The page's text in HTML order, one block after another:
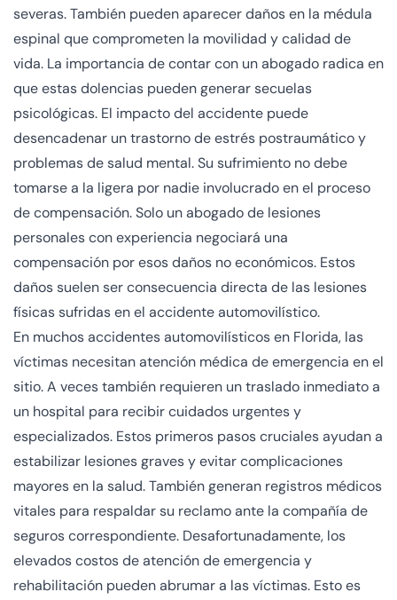
severas. También pueden aparecer daños en la médula
espinal que comprometen la movilidad y calidad de
vida. La importancia de contar con un abogado radica en
que estas dolencias pueden generar secuelas
psicológicas. El impacto del accidente puede
desencadenar un trastorno de estrés postraumático y
problemas de salud mental. Su sufrimiento no debe
tomarse a la ligera por nadie involucrado en el proceso
de compensación. Solo un abogado de lesiones
personales con experiencia negociará una
compensación por esos daños no económicos. Estos
daños suelen ser consecuencia directa de las lesiones
físicas sufridas en el accidente automovilístico.
En muchos accidentes automovilísticos en Florida, las
víctimas necesitan atención médica de emergencia en el
sitio. A veces también requieren un traslado inmediato a
un hospital para recibir cuidados urgentes y
especializados. Estos primeros pasos cruciales ayudan a
estabilizar lesiones graves y evitar complicaciones
mayores en la salud. También generan registros médicos
vitales para respaldar su reclamo ante la compañía de
seguros correspondiente. Desafortunadamente, los
elevados costos de atención de emergencia y
rehabilitación pueden abrumar a las víctimas. Esto es